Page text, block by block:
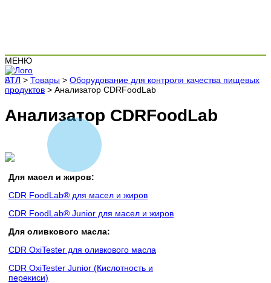
МЕНЮ
АТЛ > Товары > Оборудование для контроля качества пищевых
продуктов > Анализатор CDRFoodLab
Анализатор CDRFoodLab
Для масел и жиров:
CDR FoodLab® для масел и жиров
CDR FoodLab® Junior для масел и жиров
Для оливкового масла:
CDR OxiTester для оливкового масла
CDR OxiTester Junior (Кислотность и
перекиси)